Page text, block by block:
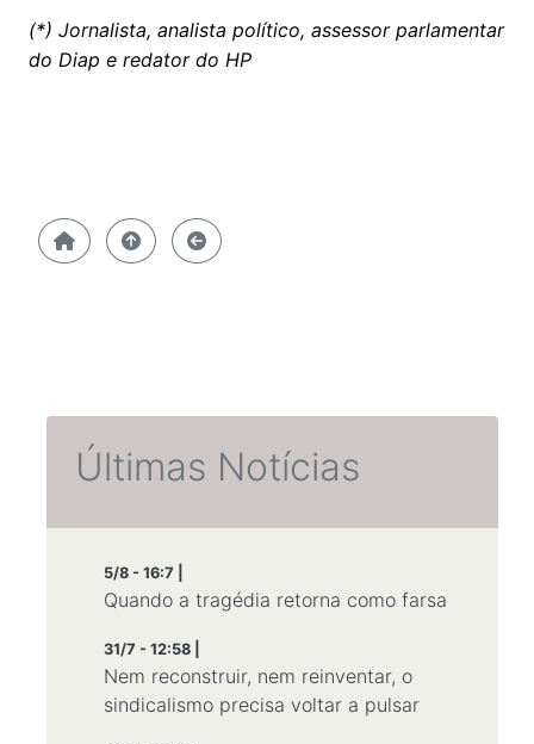
(*) Jornalista, analista político, assessor parlamentar
do Diap e redator do HP
Últimas Notícias
5/8 - 16:7 |
Quando a tragédia retorna como farsa
31/7 - 12:58 |
Nem reconstruir, nem reinventar, o
sindicalismo precisa voltar a pulsar